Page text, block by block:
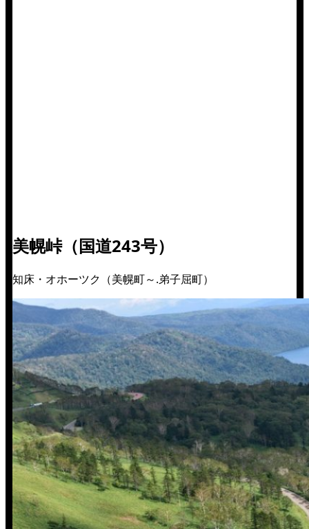
美幌峠（国道243号）
知床・オホーツク（美幌町～.弟子屈町）